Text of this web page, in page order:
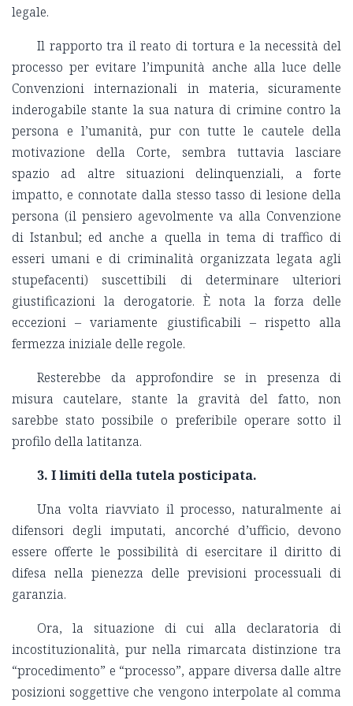
legale.
Il rapporto tra il reato di tortura e la necessità del
processo per evitare l’impunità anche alla luce delle
Convenzioni internazionali in materia, sicuramente
inderogabile stante la sua natura di crimine contro la
persona e l’umanità, pur con tutte le cautele della
motivazione della Corte, sembra tuttavia lasciare
spazio ad altre situazioni delinquenziali, a forte
impatto, e connotate dalla stesso tasso di lesione della
persona (il pensiero agevolmente va alla Convenzione
di Istanbul; ed anche a quella in tema di traffico di
esseri umani e di criminalità organizzata legata agli
stupefacenti) suscettibili di determinare ulteriori
giustificazioni la derogatorie. È nota la forza delle
eccezioni – variamente giustificabili – rispetto alla
fermezza iniziale delle regole.
Resterebbe da approfondire se in presenza di
misura cautelare, stante la gravità del fatto, non
sarebbe stato possibile o preferibile operare sotto il
profilo della latitanza.
3. I limiti della tutela posticipata.
Una volta riavviato il processo, naturalmente ai
difensori degli imputati, ancorché d’ufficio, devono
essere offerte le possibilità di esercitare il diritto di
difesa nella pienezza delle previsioni processuali di
garanzia.
Ora, la situazione di cui alla declaratoria di
incostituzionalità, pur nella rimarcata distinzione tra
“procedimento” e “processo”, appare diversa dalle altre
posizioni soggettive che vengono interpolate al comma